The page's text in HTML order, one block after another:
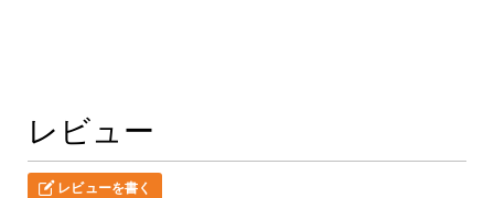
レビュー
レビューを書く